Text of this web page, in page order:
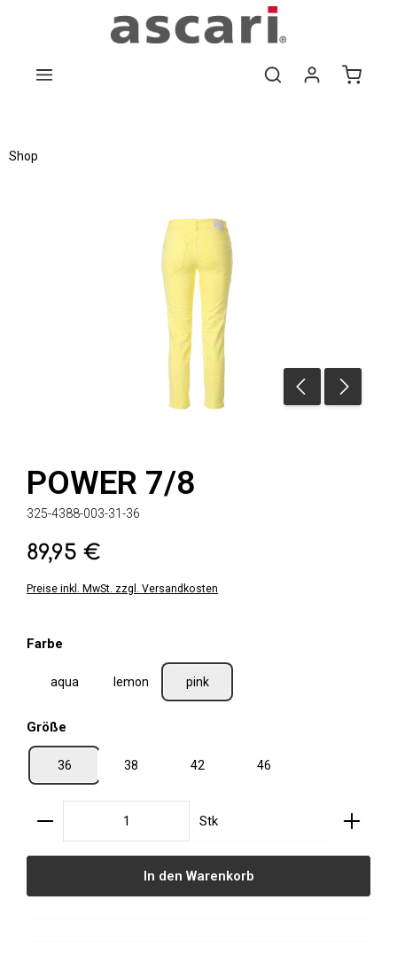
Zum Hauptinhalt springen
Shop
POWER 7/8
325-4388-003-31-36
Regulärer Preis:
89,95 €
Preise inkl. MwSt. zzgl. Versandkosten
Farbe
aqua lemon pink
Größe
36 38 42 46
Produkt Anzahl: Gib den gewünschten Wert ein
Stk
In den Warenkorb